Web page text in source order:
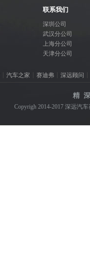
联系我们
深圳公司
武汉分公司
上海分公司
天津分公司
汽车之家 赛迪弗 深远顾问
精
Copyrigh 2014-2017 深远汽